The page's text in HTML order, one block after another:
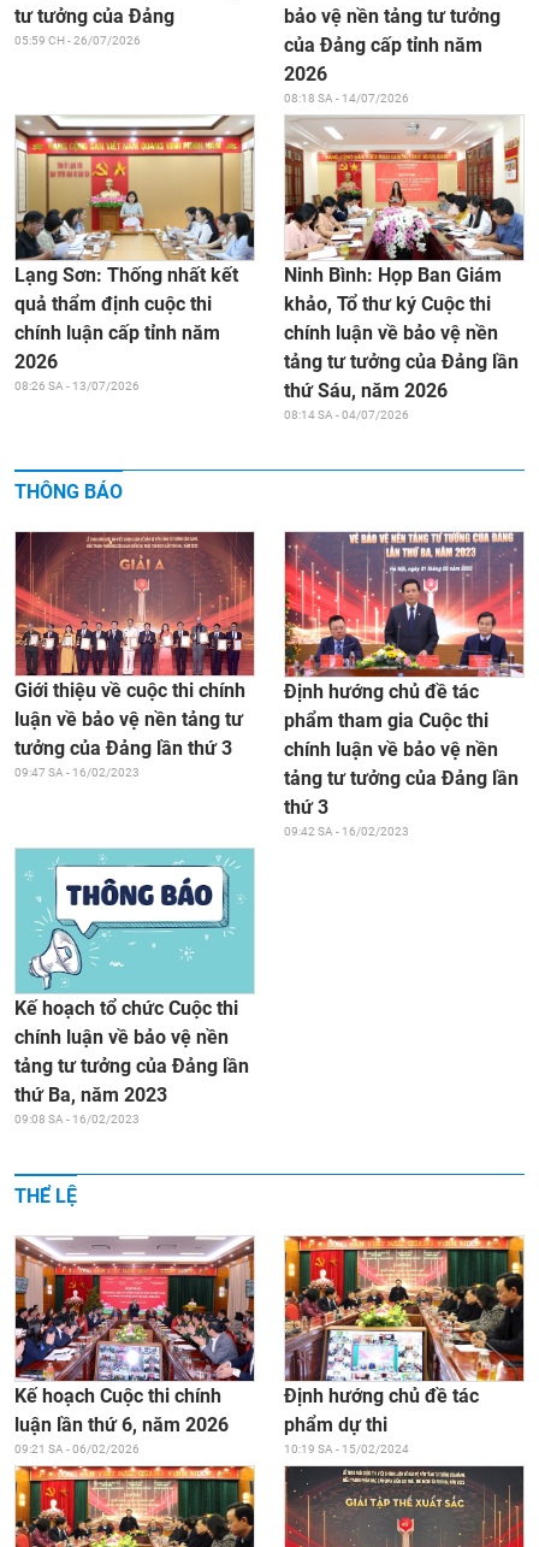
tư tưởng của Đảng
05:59 CH - 26/07/2026
bảo vệ nền tảng tư tưởng
của Đảng cấp tỉnh năm
2026
08:18 SA - 14/07/2026
Lạng Sơn: Thống nhất kết
quả thẩm định cuộc thi
chính luận cấp tỉnh năm
2026
08:26 SA - 13/07/2026
Ninh Bình: Họp Ban Giám
khảo, Tổ thư ký Cuộc thi
chính luận về bảo vệ nền
tảng tư tưởng của Đảng lần
thứ Sáu, năm 2026
08:14 SA - 04/07/2026
THÔNG BÁO
Giới thiệu về cuộc thi chính
luận về bảo vệ nền tảng tư
tưởng của Đảng lần thứ 3
09:47 SA - 16/02/2023
Định hướng chủ đề tác
phẩm tham gia Cuộc thi
chính luận về bảo vệ nền
tảng tư tưởng của Đảng lần
thứ 3
09:42 SA - 16/02/2023
Kế hoạch tổ chức Cuộc thi
chính luận về bảo vệ nền
tảng tư tưởng của Đảng lần
thứ Ba, năm 2023
09:08 SA - 16/02/2023
THỂ LỆ
Kế hoạch Cuộc thi chính
luận lần thứ 6, năm 2026
09:21 SA - 06/02/2026
Định hướng chủ đề tác
phẩm dự thi
10:19 SA - 15/02/2024